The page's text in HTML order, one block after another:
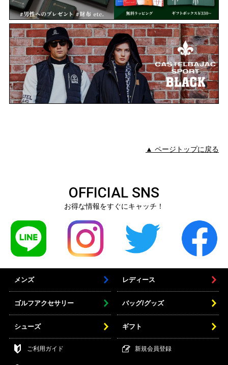
▲ ページトップに戻る
OFFICIAL SNS
お得な情報をすぐにキャッチ！
メンズ レディース
ゴルフアクセサリー バッグ/グッズ
シューズ ギフト
ご利用ガイド 新規会員登録